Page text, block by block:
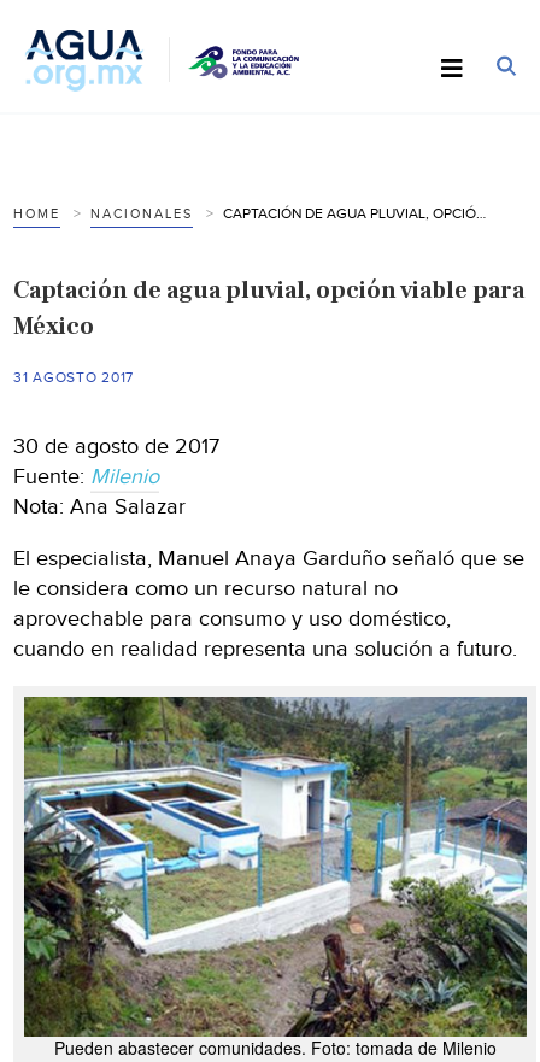
HOME NACIONALES
Captación de agua pluvial, opción viable para
México
31 AGOSTO 2017
30 de agosto de 2017
Fuente: Milenio
Nota: Ana Salazar
El especialista, Manuel Anaya Garduño señaló que se
le considera como un recurso natural no
aprovechable para consumo y uso doméstico,
cuando en realidad representa una solución a futuro.
Pueden abastecer comunidades. Foto: tomada de Milenio